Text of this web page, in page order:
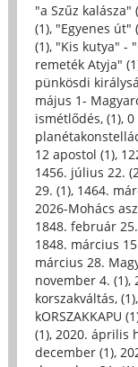
"a Szűz kalásza"
(1), "Egyenes út"
(1), "Kis kutya" -
remeték Atyja"
pünkösdi
május 1-
ismétlődés, (1), 0
12 apostol (1),
1456. július 22.
29. (1), 1464.
2026-Mohács
1848. február
1848. március
március 28.
november 4. (1),
korszakváltás, (1),
kORSZAKKAPU
(1), 2020. április
december (1),